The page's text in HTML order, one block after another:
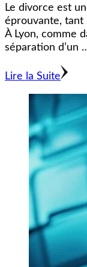
Le divorce est
éprouvante, tant
À Lyon, comme
séparation d’un
Lire la Suite